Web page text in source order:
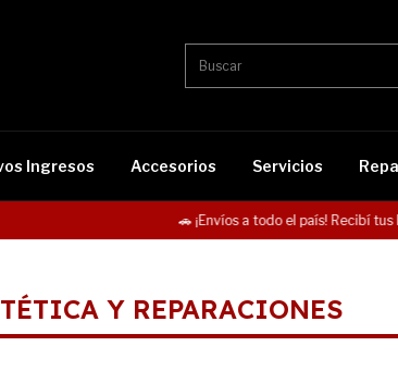
Ingresos Accesorios Servicios
🚗 ¡Envíos a todo el país! Recibí tus
Y REPARACIONES